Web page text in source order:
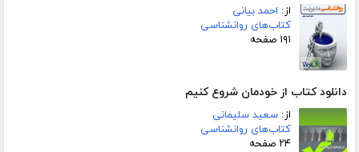
از: احمد بیانی
کتاب‌های روانشناسی
۱۹۱ صفحه
دانلود کتاب از خودمان شروع کنیم
از: سعید سلیمانی
کتاب‌های روانشناسی
۲۴ صفحه